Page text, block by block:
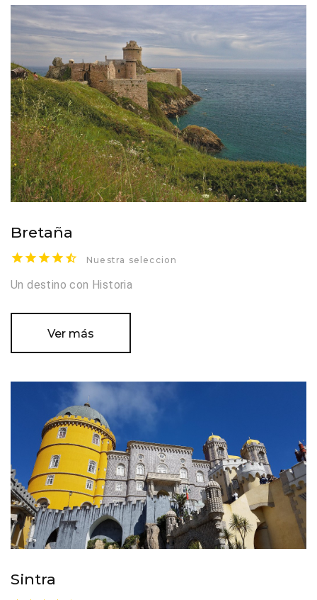
Bretaña
Nuestra seleccion
Un destino con Historia
Ver más
Sintra